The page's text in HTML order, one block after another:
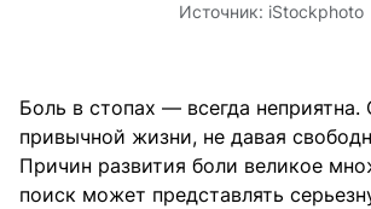
Источник: iStockphoto
Боль в стопах — всегда
привычной жизни, не давая
Причин развития боли великое
поиск может представлять